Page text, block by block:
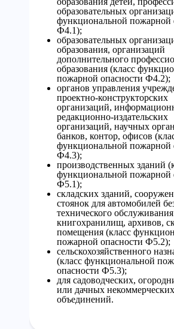
образовательных
функциональной пожарной
Ф4.1);
образовательных
образования, организаций
дополнительного
образования (класс
пожарной опасности Ф4.2);
органов управления
проектно-конструкторских
организаций,
редакционно-издательских
организаций, научных
банков, контор, офисов
функциональной пожарной
Ф4.3);
производственных зданий
функциональной пожарной
Ф5.1);
складских зданий,
стоянок для автомобилей
технического
книгохранилищ, архивов,
помещения (класс
пожарной опасности Ф5.2);
сельскохозяйственного
(класс функциональной
опасности Ф5.3);
для садоводческих,
или дачных некоммерческих
объединений.